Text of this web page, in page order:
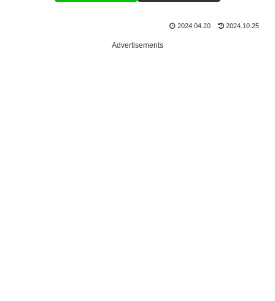
2024.04.20 2024.10.25
Advertisements